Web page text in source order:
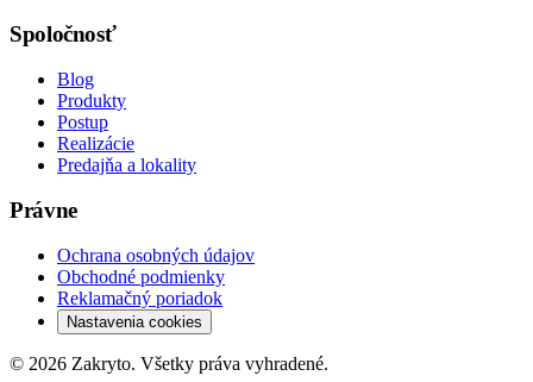
Spoločnosť
Blog
Produkty
Postup
Realizácie
Predajňa a lokality
Právne
Ochrana osobných údajov
Obchodné podmienky
Reklamačný poriadok
Nastavenia cookies
© 2026 Zakryto. Všetky práva vyhradené.